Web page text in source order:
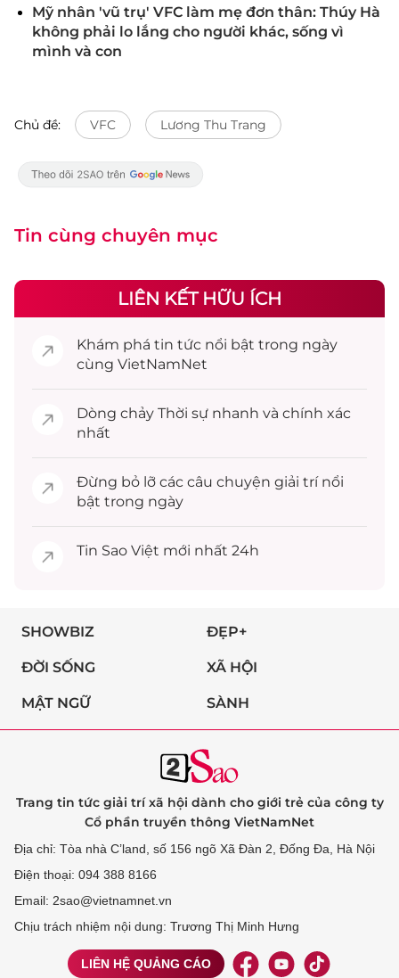
Mỹ nhân 'vũ trụ' VFC làm mẹ đơn thân: Thúy Hà
không phải lo lắng cho người khác, sống vì
mình và con
Chủ đề: VFC Lương Thu Trang
Tin cùng chuyên mục
LIÊN KẾT HỮU ÍCH
Khám phá tin tức nổi bật trong ngày
cùng VietNamNet
Dòng chảy Thời sự nhanh và chính xác
nhất
Đừng bỏ lỡ các câu chuyện giải trínổi
bật trong ngày
Tin Sao Việt mới nhất 24h
SHOWBIZ ĐẸP+
ĐỜI SỐNG XÃ HỘI
MẬT NGỮ SÀNH
Trang tin tức giải trí xã hội dành cho giới trẻ của công ty
Cổ phần truyền thông VietNamNet
Địa chỉ: Tòa nhà C’land, số 156 ngõ Xã Đàn 2, Đống Đa, Hà Nội
Điện thoại: 094 388 8166
Email: 2sao@vietnamnet.vn
Chịu trách nhiệm nội dung: Trương Thị Minh Hưng
LIÊN HỆ QUẢNG CÁO